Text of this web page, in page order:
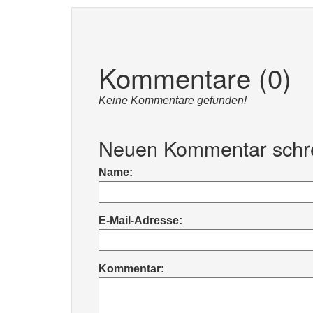
Kommentare (0)
Keine Kommentare gefunden!
Neuen Kommentar
Name:
E-Mail-Adresse:
Kommentar: